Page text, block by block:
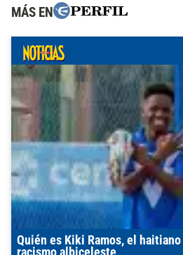
MÁS EN
Quién es Kiki Ramos, el
racismo albiceleste